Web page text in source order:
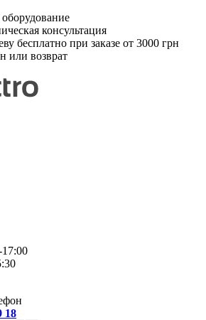
консультация
бесплатно при заказе от 3000 грн
или возврат
18